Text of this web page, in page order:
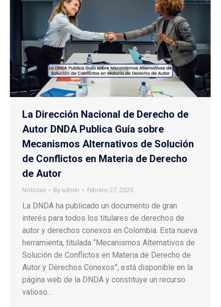
La Dirección Nacional de Derecho de
Autor DNDA Publica Guía sobre
Mecanismos Alternativos de Solución
de Conflictos en Materia de Derecho
de Autor
Noticias By admin febrero 27, 2025
La DNDA ha publicado un documento de gran
interés para todos los titulares de derechos de
autor y derechos conexos en Colombia. Esta nueva
herramienta, titulada “Mecanismos Alternativos de
Solución de Conflictos en Materia de Derecho de
Autor y Derechos Conexos”, está disponible en la
página web de la DNDA y constituye un recurso
valioso…